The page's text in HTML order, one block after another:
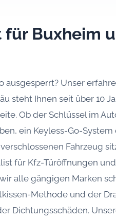
für Buxheim
ausgesperrt? Unser
steht Ihnen seit über 10
Ob der Schlüssel im
ein Keyless-Go-
Fahrzeug
für Kfz-Türöffnungen
alle gängigen Marken
Methode und der
Dichtungsschäden.